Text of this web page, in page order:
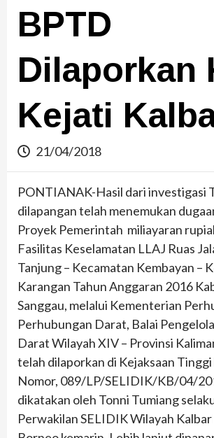
BPTD
Dilaporkan
Kejati
21/04/2018
PONTIANAK-Hasil dari investigasi
dilapangan telah menemukan
Proyek Pemerintah miliayaran
Fasilitas Keselamatan LLAJ Ruas
Tanjung – Kecamatan Kembayan –
Karangan Tahun Anggaran 2016
Sanggau, melalui Kementerian
Perhubungan Darat, Balai
Darat Wilayah XIV – Provinsi
telah dilaporkan di Kejaksaan
Nomor, 089/LP/SELIDIK/KB/04/
dikatakan oleh Tonni Tumiang
Perwakilan SELIDIK Wilayah